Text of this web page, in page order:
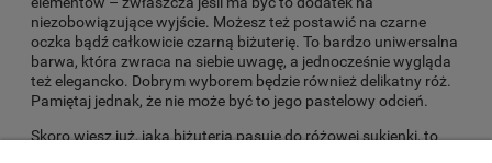
niezobowiązujące wyjście. Możesz też postawić na czarne
oczka bądź całkowicie czarną biżuterię. To bardzo uniwersalna
barwa, która zwraca na siebie uwagę, a jednocześnie wygląda
też elegancko. Dobrym wyborem będzie również delikatny róż.
Pamiętaj jednak, że nie może być to jego pastelowy odcień.
Skoro wiesz już, jaka biżuteria pasuje do różowej sukienki, to